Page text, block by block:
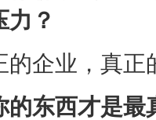
力？
企业，真正
西才是最